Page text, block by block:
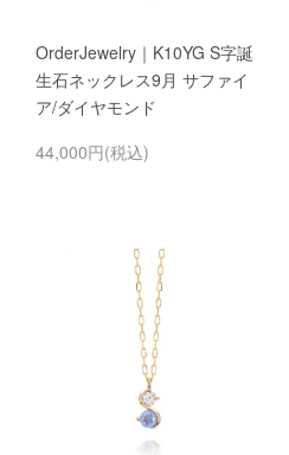
OrderJewelry｜K10YG S字誕
生石ネックレス9月 サファイ
ア/ダイヤモンド
44,000円(税込)